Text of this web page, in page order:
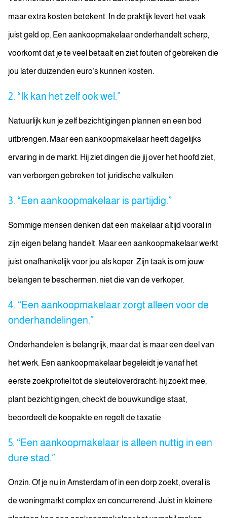
maar extra kosten betekent. In de praktijk levert het vaak
juist geld op. Een aankoopmakelaar onderhandelt scherp,
voorkomt dat je te veel betaalt en ziet fouten of gebreken die
jou later duizenden euro’s kunnen kosten.
2. “Ik kan het zelf ook wel.”
Natuurlijk kun je zelf bezichtigingen plannen en een bod
uitbrengen. Maar een aankoopmakelaar heeft dagelijks
ervaring in de markt. Hij ziet dingen die jij over het hoofd ziet,
van verborgen gebreken tot juridische valkuilen.
3. “Een aankoopmakelaar is partijdig.”
Sommige mensen denken dat een makelaar altijd vooral in
zijn eigen belang handelt. Maar een aankoopmakelaar werkt
juist onafhankelijk voor jou als koper. Zijn taak is om jouw
belangen te beschermen, niet die van de verkoper.
4. “Een aankoopmakelaar zorgt alleen voor de
onderhandelingen.”
Onderhandelen is belangrijk, maar dat is maar een deel van
het werk. Een aankoopmakelaar begeleidt je vanaf het
eerste zoekprofiel tot de sleuteloverdracht: hij zoekt mee,
plant bezichtigingen, checkt de bouwkundige staat,
beoordeelt de koopakte en regelt de taxatie.
5. “Een aankoopmakelaar is alleen nuttig in een
dure stad.”
Onzin. Of je nu in Amsterdam of in een dorp zoekt, overal is
de woningmarkt complex en concurrerend. Juist in kleinere